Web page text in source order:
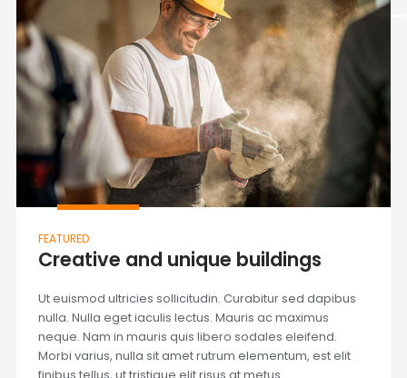
FEATURED
Creative and unique buildings
Ut euismod ultricies sollicitudin. Curabitur sed dapibus
nulla. Nulla eget iaculis lectus. Mauris ac maximus
neque. Nam in mauris quis libero sodales eleifend.
Morbi varius, nulla sit amet rutrum elementum, est elit